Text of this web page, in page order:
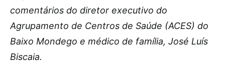
comentários do diretor executivo do
Agrupamento de Centros de Saúde (ACES) do
Baixo Mondego e médico de família, José Luís
Biscaia.